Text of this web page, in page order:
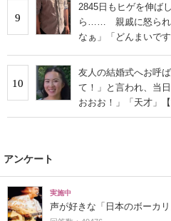
9
2845日もヒゲを伸ば
ら…… 親戚に怒られ
なぁ」「どんまいです
10
友人の結婚式へお呼
て！」と言われ、当
おおお！」「天才」【
アンケート
実施中
声が好きな「日本のボーカ